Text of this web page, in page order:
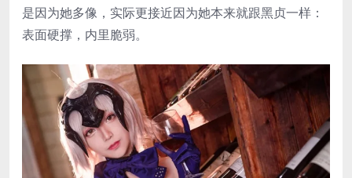
是因为她多像，实际更接近因为她本来就跟黑贞一样：
表面硬撑，内里脆弱。